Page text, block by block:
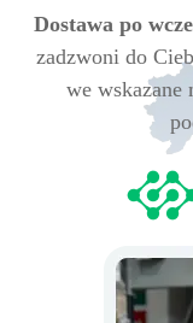
Dostawa po
zadzwoni do
we wskazane